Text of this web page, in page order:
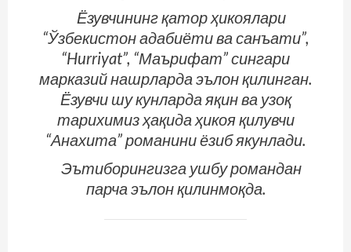
Ёзувчининг қатор ҳикоялари
“Ўзбекистон адабиёти ва санъати”,
“Hurriyat”, “Маърифат” сингари
марказий нашрларда эълон қилинган.
Ёзувчи шу кунларда яқин ва узоқ
тарихимиз ҳақида ҳикоя қилувчи
“Анахита” романини ёзиб якунлади.
Эътиборингизга ушбу романдан
парча эълон қилинмоқда.